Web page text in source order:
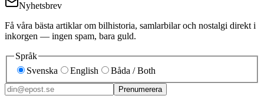
Nyhetsbrev
Få våra bästa artiklar om bilhistoria, samlarbilar och nostalgi direkt i
inkorgen — ingen spam, bara guld.
Språk
Svenska
English Båda / Both
Prenumerera